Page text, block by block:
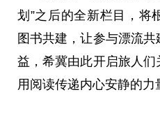
划”之后的全新栏目，将
图书共建，让参与漂流
益，希冀由此开启旅人
用阅读传递内心安静的力